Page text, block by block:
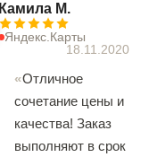
Камила М.
Яндекс.Карты
18.11.2020
Отличное
сочетание цены и
качества! Заказ
выполняют в срок